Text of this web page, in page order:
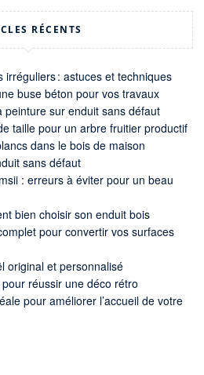
RÉCENTS
irréguliers : astuces et techniques
buse béton pour vos travaux
peinture sur enduit sans défaut
taille pour un arbre fruitier productif
dans le bois de maison
sans défaut
: erreurs à éviter pour un beau
bien choisir son enduit bois
pour convertir vos surfaces
original et personnalisé
réussir une déco rétro
pour améliorer l’accueil de votre